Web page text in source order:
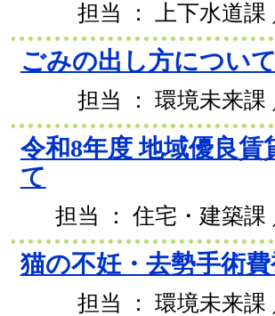
担当 ： 上下水道課
ごみの出し方について
担当 ： 環境未来課
令和8年度 地域優良
て
担当 ： 住宅・建築課
猫の不妊・去勢手術
担当 ： 環境未来課